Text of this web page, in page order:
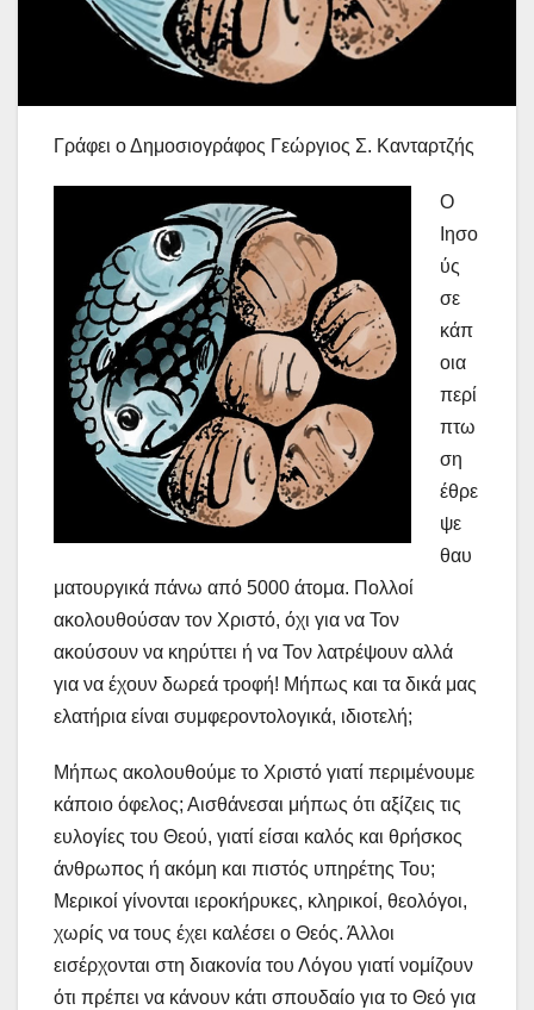
Γράφει ο Δημοσιογράφος Γεώργιος Σ. Κανταρτζής
Ο
Ιησο
ύς
σε
κάπ
οια
περί
πτω
ση
έθρε
ψε
θαυ
ματουργικά πάνω από 5000 άτομα. Πολλοί
ακολουθούσαν τον Χριστό, όχι για να Τον
ακούσουν να κηρύττει ή να Τον λατρέψουν αλλά
για να έχουν δωρεά τροφή! Μήπως και τα δικά μας
ελατήρια είναι συμφεροντολογικά, ιδιοτελή;
Μήπως ακολουθούμε το Χριστό γιατί περιμένουμε
κάποιο όφελος; Αισθάνεσαι μήπως ότι αξίζεις τις
ευλογίες του Θεού, γιατί είσαι καλός και θρήσκος
άνθρωπος ή ακόμη και πιστός υπηρέτης Του;
Μερικοί γίνονται ιεροκήρυκες, κληρικοί, θεολόγοι,
χωρίς να τους έχει καλέσει ο Θεός. Άλλοι
εισέρχονται στη διακονία του Λόγου γιατί νομίζουν
ότι πρέπει να κάνουν κάτι σπουδαίο για το Θεό για